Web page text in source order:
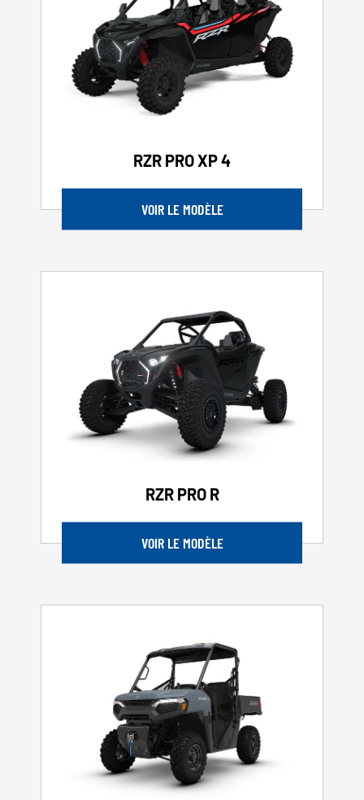
RZR PRO XP 4
VOIR LE MODÈLE
RZR PRO R
VOIR LE MODÈLE